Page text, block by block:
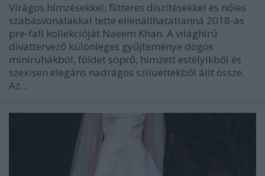
Virágos hímzésekkel, flitteres díszítésekkel és nőies
szabásvonalakkal tette ellenállhatatlanná 2018-as
pre-fall kollekcióját Naeem Khan. A világhírű
divattervező különleges gyűjteménye dögös
miniruhákból, földet söprő, hímzett estélyikből és
szexisen elegáns nadrágos sziluettekből állt össze.
Az…